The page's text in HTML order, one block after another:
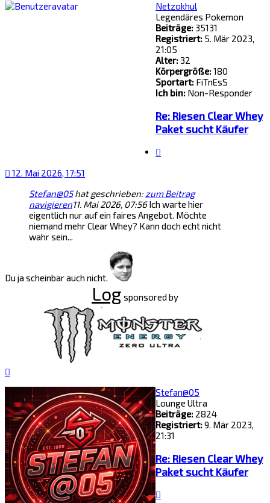
Netzokhul
Legendäres Pokemon
Beiträge: 35131
Registriert: 5. Mär 2023,
21:05
Alter: 32
Körpergröße:180
Sportart: FiTnEsS
Ich bin: Non-Responder
Re: Riesen Clear Whey
Paket sucht Käufer
12. Mai 2026, 17:51
Stefan@05hat geschrieben: zum Beitrag
navigieren11. Mai 2026, 07:56Ich warte hier
eigentlich nur auf ein faires Angebot. Möchte
niemand mehr Clear Whey? Kann doch echt nicht
wahr sein...
Du ja scheinbar auch nicht.
Log sponsored by
Stefan@05
Lounge Ultra
Beiträge: 2824
Registriert:9. Mär 2023,
21:31
Re: Riesen Clear Whey
Paket sucht Käufer